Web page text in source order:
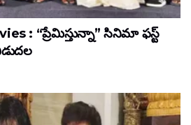
: “ప్రేమిస్తున్నా” సినిమా ఫస్ట్